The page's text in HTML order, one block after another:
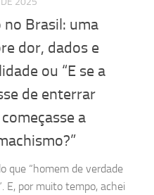
no Brasil: uma
dor, dados e
ou “E se a
de enterrar
a
que “homem de verdade
E, por muito tempo, achei